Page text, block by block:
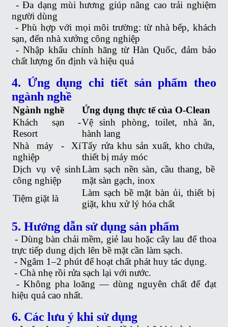
-Đa dạng mùi hương giúp nâng cao trải nghiệm
người dùng
-Phù hợp với mọi môi trường: từ nhà bếp, khách
sạn, đến nhà xưởng công nghiệp
-Nhập khẩu chính hãng từ Hàn Quốc, đảm bảo
chất lượng ổn định và hiệu quả
4. Ứng dụng chi tiết sản phẩm theo
ngành nghề
Ngành nghề
Ứng dụng thực tế của O-Clean
Khách sạn -
Resort
Vệ sinh phòng, toilet, nhà ăn,
hành lang
Nhà máy - Xí
nghiệp
Tẩy rửa khu sản xuất, kho chứa,
thiết bị máy móc
Dịch vụ vệ sinh
công nghiệp
Làm sạch nền sàn, cầu thang, bề
mặt sàn gạch, inox
Tiệm giặt là
Làm sạch bề mặt bàn ủi, thiết bị
giặt, khu xử lý hóa chất
5. Hướng dẫn sử dụng sản phẩm
- Dùng bàn chải mềm, giẻ lau hoặc cây lau để thoa
trực tiếp dung dịch lên bề mặt cần làm sạch.
-Ngâm 1–2 phút để hoạt chất phát huy tác dụng.
-Chà nhẹ rồi rửa sạch lại với nước.
- Không pha loãng — dùng nguyên chất để đạt
hiệu quả cao nhất.
6. Các lưu ý khi sử dụng